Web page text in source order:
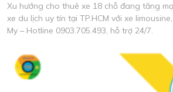
Xu hướng cho thuê xe 18 chỗ đang tăng
xe du lịch uy tín tại TP.HCM với xe
My – Hotline 0903.705.493, hỗ trợ 24/7.